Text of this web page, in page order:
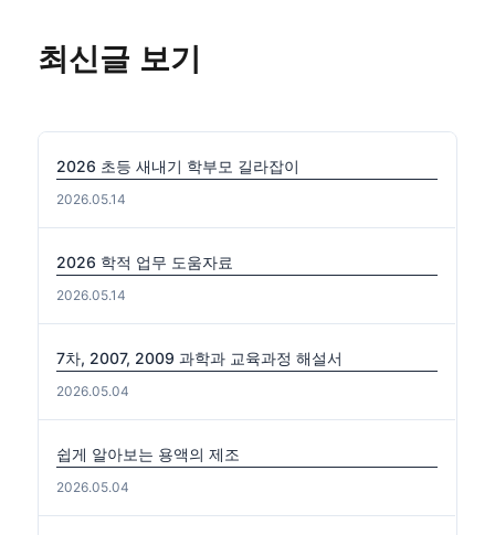
최신글 보기
2026 초등 새내기 학부모 길라잡이
2026.05.14
2026 학적 업무 도움자료
2026.05.14
7차, 2007, 2009 과학과 교육과정 해설서
2026.05.04
쉽게 알아보는 용액의 제조
2026.05.04